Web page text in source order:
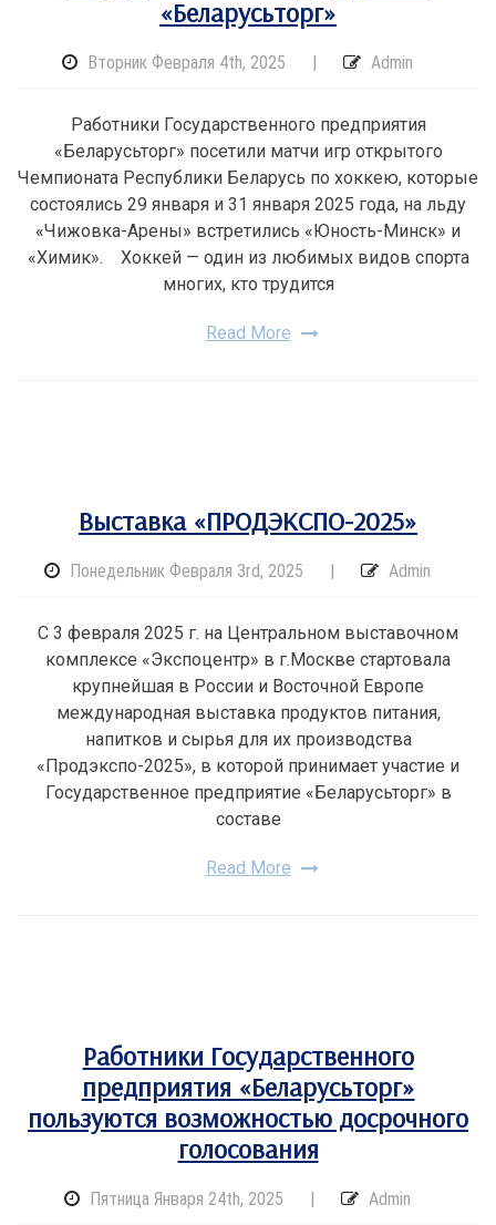
«Беларусьторг»
Вторник Февраля 4th, 2025 | Admin
Работники Государственного предприятия
«Беларусьторг» посетили матчи игр открытого
Чемпионата Республики Беларусь по хоккею, которые
состоялись 29 января и 31 января 2025 года, на льду
«Чижовка-Арены» встретились «Юность-Минск» и
«Химик». Хоккей — один из любимых видов спорта
многих, кто трудится
Read More
Выставка «ПРОДЭКСПО-2025»
Понедельник Февраля 3rd, 2025 | Admin
С 3 февраля 2025 г. на Центральном выставочном
комплексе «Экспоцентр» в г.Москве стартовала
крупнейшая в России и Восточной Европе
международная выставка продуктов питания,
напитков и сырья для их производства
«Продэкспо-2025», в которой принимает участие и
Государственное предприятие «Беларусьторг» в
составе
Read More
Работники Государственного
предприятия «Беларусьторг»
пользуются возможностью досрочного
голосования
Пятница Января 24th, 2025 | Admin